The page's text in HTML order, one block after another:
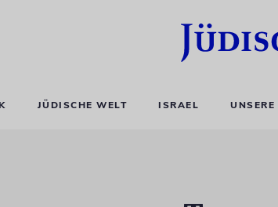
JÜDISCHE WELT ISRAEL